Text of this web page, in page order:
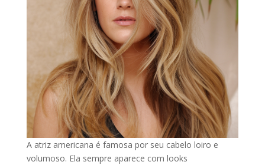
A atriz americana é famosa por seu cabelo loiro e
volumoso. Ela sempre aparece com looks